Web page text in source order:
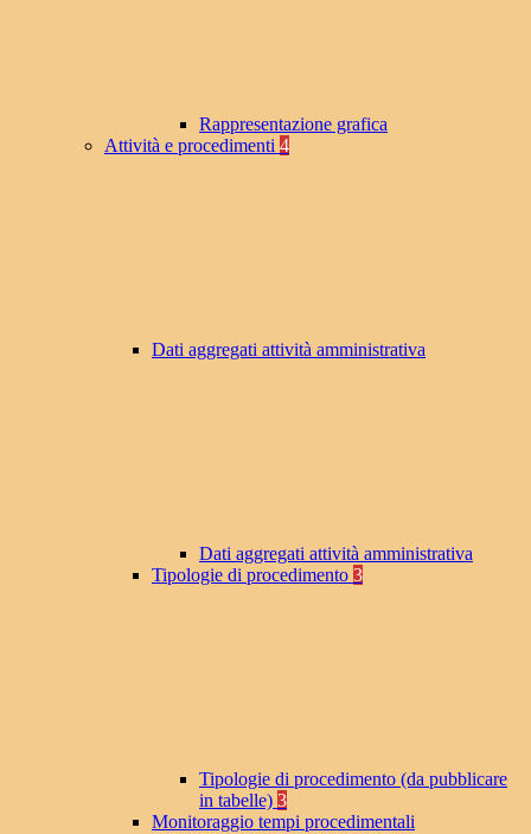
Rappresentazione grafica
Attività e procedimenti 4
Dati aggregati attività amministrativa
Dati aggregati attività amministrativa
Tipologie di procedimento 3
Tipologie di procedimento (da pubblicare
in tabelle) 3
Monitoraggio tempi procedimentali